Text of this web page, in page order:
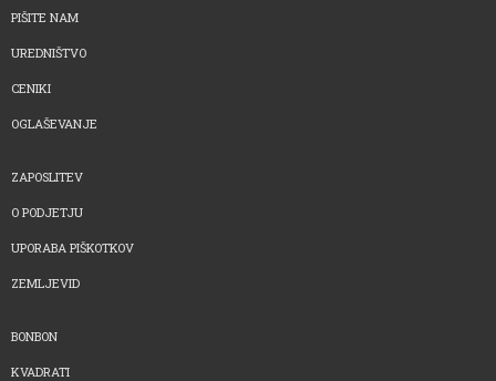
PIŠITE NAM
UREDNIŠTVO
CENIKI
OGLAŠEVANJE
ZAPOSLITEV
O PODJETJU
UPORABA PIŠKOTKOV
ZEMLJEVID
BONBON
KVADRATI